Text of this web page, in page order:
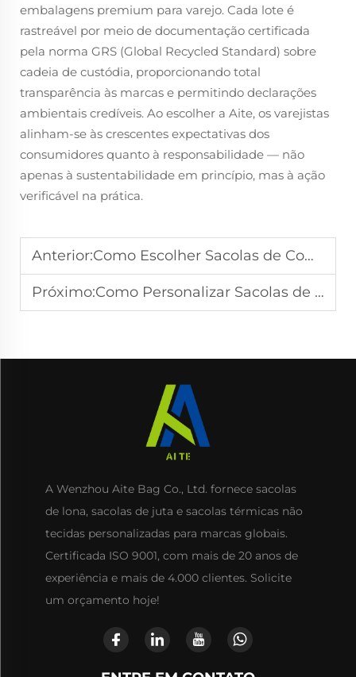
embalagens premium para varejo. Cada lote é
rastreável por meio de documentação certificada
pela norma GRS (Global Recycled Standard) sobre
cadeia de custódia, proporcionando total
transparência às marcas e permitindo declarações
ambientais credíveis. Ao escolher a Aite, os varejistas
alinham-se às crescentes expectativas dos
consumidores quanto à responsabilidade — não
apenas à sustentabilidade em princípio, mas à ação
verificável na prática.
Anterior:Como Escolher Sacolas de Compras Reutilizáveis para a Marca do Supermercado
Próximo:Como Personalizar Sacolas de Compras para Melhorar a Fidelidade do Cliente
A Wenzhou Aite Bag Co., Ltd. fornece sacolas
de lona, sacolas de juta e sacolas térmicas não
tecidas personalizadas para marcas globais.
Certificada ISO 9001, com mais de 20 anos de
experiência e mais de 4.000 clientes. Solicite
um orçamento hoje!